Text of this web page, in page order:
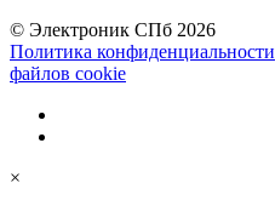
© Электроник СПб 2026
Политика конфиденциальности
файлов cookie
×